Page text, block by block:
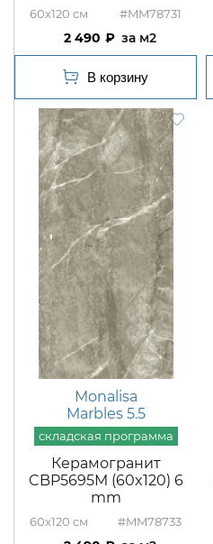
60x120 #MM78731
2 490 м2
Monalisa
Marbles 5.5
Керамогранит
CBP5695M (60x120) 6
mm
60x120 #MM78733